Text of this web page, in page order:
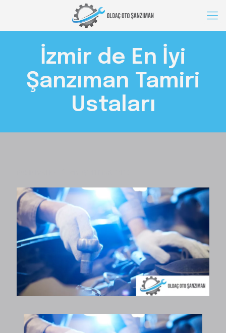
İzmir de En İyi
Şanzıman Tamiri
Ustaları